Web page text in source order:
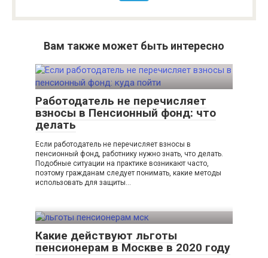
Вам также может быть интересно
Работодатель не перечисляет
взносы в Пенсионный фонд: что
делать
Если работодатель не перечисляет взносы в
пенсионный фонд, работнику нужно знать, что делать.
Подобные ситуации на практике возникают часто,
поэтому гражданам следует понимать, какие методы
использовать для защиты…
Какие действуют льготы
пенсионерам в Москве в 2020 году